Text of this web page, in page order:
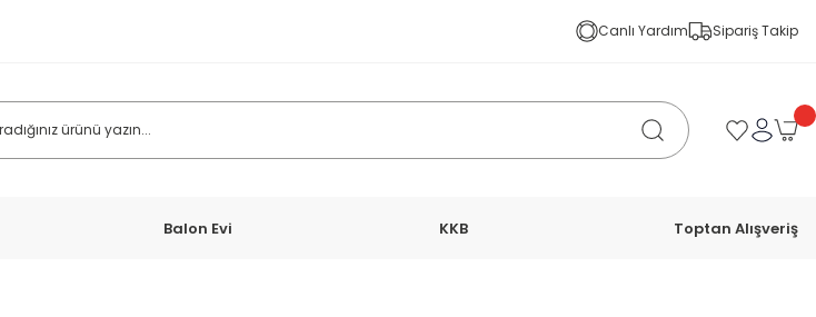
Canlı Yardım Sipariş Takip
Balon Evi KKB Toptan Alışveriş